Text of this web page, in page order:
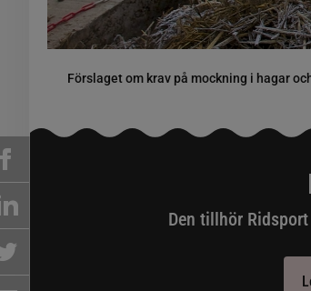
Förslaget om krav på mockning i hagar
Den tillhör